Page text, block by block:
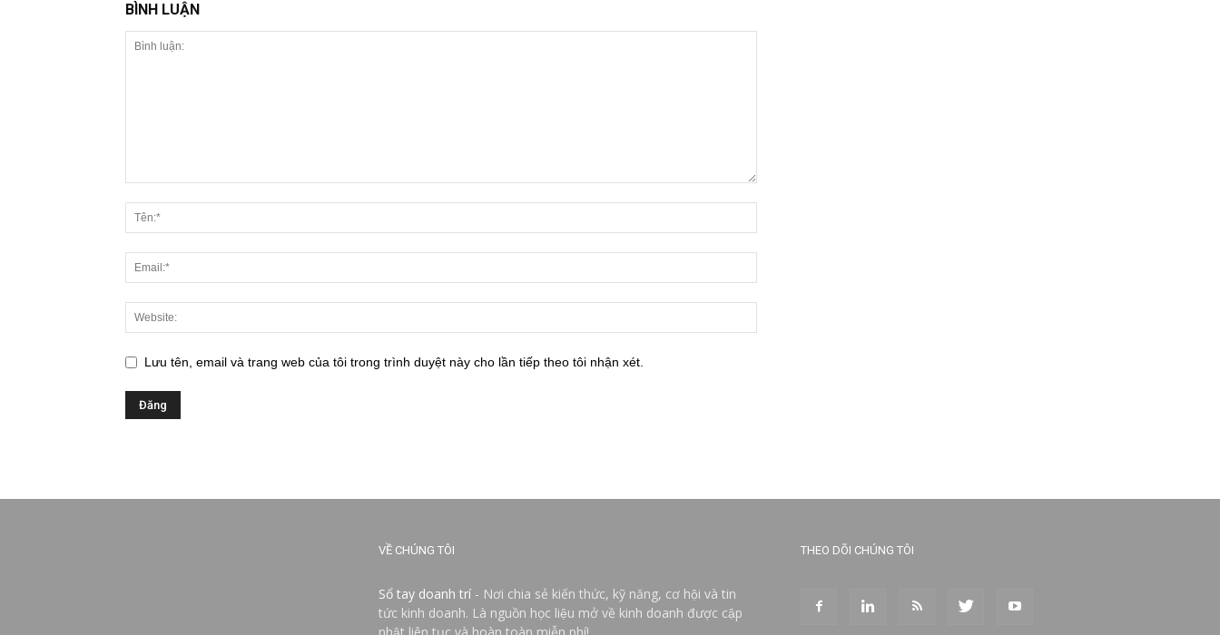
BÌNH LUẬN
Lưu tên, email và trang web của tôi trong trình duyệt này cho lần tiếp theo tôi nhận xét.
VỀ CHÚNG TÔI
Sổ tay doanh trí - Nơi chia sẻ kiến thức, kỹ năng, cơ hội và tin
tức kinh doanh. Là nguồn học liệu mở về kinh doanh được cập
THEO DÕI CHÚNG TÔI